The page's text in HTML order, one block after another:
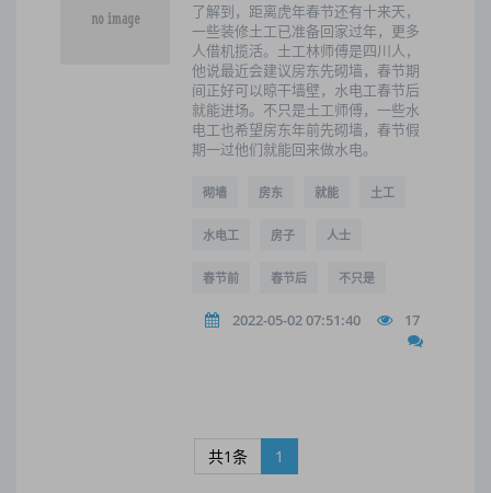
了解到，距离虎年春节还有十来天，
一些装修土工已准备回家过年，更多
人借机揽活。土工林师傅是四川人，
他说最近会建议房东先砌墙，春节期
间正好可以晾干墙壁，水电工春节后
就能进场。不只是土工师傅，一些水
电工也希望房东年前先砌墙，春节假
期一过他们就能回来做水电。
砌墙 房东 就能 土工
水电工 房子 人士
春节前 春节后 不只是
2022-05-02 07:51:40 17
共1条 1